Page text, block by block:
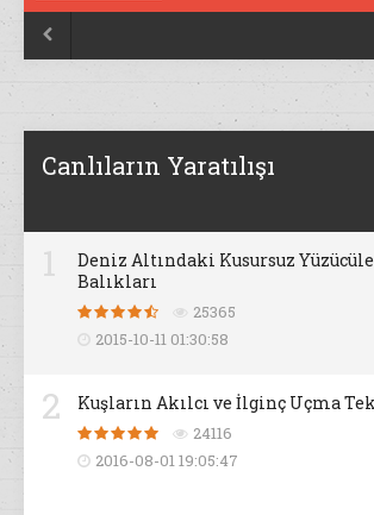

Canlıların Yaratılışı
Deniz Altındaki Kusursuz
Balıkları
25365
2015-10-11 01:30:58
2 Kuşların Akılcı ve İlginç Uçma
24116
2016-08-01 19:05:47